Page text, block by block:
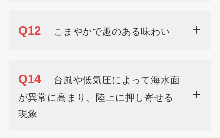
Q12 こまやかで趣のある味わい
Q14
台風や低気圧によって海水面
が異常に高まり、陸上に押し寄せる
現象